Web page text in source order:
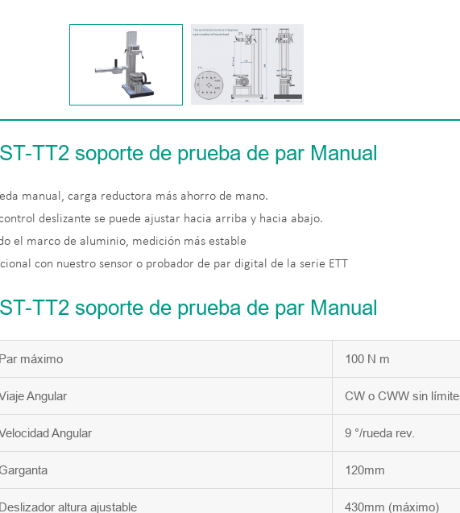
TT2 soporte de prueba de par Manual
manual, carga reductora más ahorro de mano.
deslizante se puede ajustar hacia arriba y hacia abajo.
el marco de aluminio, medición más estable
con nuestro sensor o probador de par digital de la serie ETT
TT2 soporte de prueba de par Manual
Par máximo 100 N m
Angular CW o CWW sin límite
Angular 9 °/rueda rev.
120mm
Deslizador altura ajustable 430mm (máximo)